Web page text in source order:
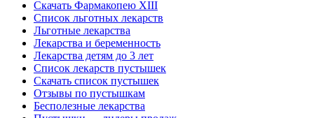
Скачать Фармакопею XIII
Список льготных лекарств
Льготные лекарства
Лекарства и беременность
Лекарства детям до 3 лет
Список лекарств пустышек
Скачать список пустышек
Отзывы по пустышкам
Бесполезные лекарства